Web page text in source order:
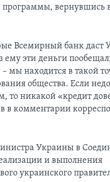
вернувшись
Всемирный банк даст
ему эти деньги
мы находится в такой
общества. Если
то никакой «кредит
в комментарии
Украины в
и выполнения
украинского